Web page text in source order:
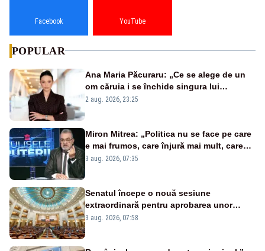
Facebook YouTube
POPULAR
Ana Maria Păcuraru: „Ce se alege de un
om căruia i se închide singura lui
portiță?”
2 aug. 2026, 23:25
Miron Mitrea: „Politica nu se face pe care
e mai frumos, care înjură mai mult, care
țipă mai tare, ci pe proiecte”
3 aug. 2026, 07:35
Senatul începe o nouă sesiune
extraordinară pentru aprobarea unor
jaloane din PNRR
3 aug. 2026, 07:58